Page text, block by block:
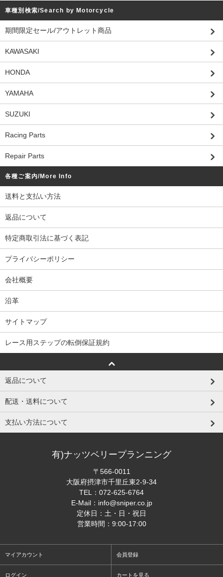
車種別検索/Search by Motorcycle
期間限定セール/アウトレット商品
KAWASAKI
HONDA
YAMAHA
SUZUKI
Racing Parts
Repair Parts
各種ご案内/More Info
送料と支払い方法
返品について
特定商取引法に基づく表記
プライバシーポリシー
会社概要
沿革
サイトマップ
レース用ステップの転倒保証規約
返品について
配送・送料について
支払い方法について
有)ナッツベリープランニング
〒566-0011
大阪府摂津市千里丘東2-9-34
TEL： 072-625-6764
E-Mail： info@sniper.co.jp
定休日：土・日・祝日
営業時間：9:00-17:00
マイアカウント 会員登録
ログイン カートを見る